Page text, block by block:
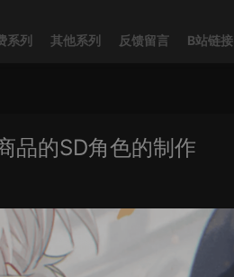
系列 其他系列 反馈留言 B站链接
品的SD角色的制作